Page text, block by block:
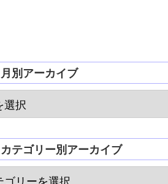
月別アーカイブ
カテゴリー別アーカイブ